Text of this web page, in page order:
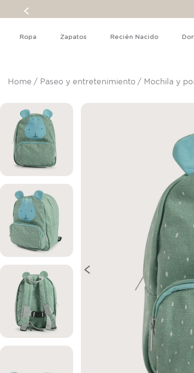
Ropa Zapatos Recién Nacido
paseo y entretenimiento mochila y